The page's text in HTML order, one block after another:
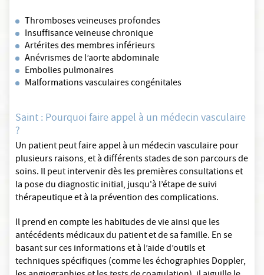
Thromboses veineuses profondes
Insuffisance veineuse chronique
Artérites des membres inférieurs
Anévrismes de l’aorte abdominale
Embolies pulmonaires
Malformations vasculaires congénitales
Saint : Pourquoi faire appel à un médecin vasculaire
?
Un patient peut faire appel à un médecin vasculaire pour
plusieurs raisons, et à différents stades de son parcours de
soins. Il peut intervenir dès les premières consultations et
la pose du diagnostic initial, jusqu'à l’étape de suivi
thérapeutique et à la prévention des complications.
Il prend en compte les habitudes de vie ainsi que les
antécédents médicaux du patient et de sa famille. En se
basant sur ces informations et à l’aide d’outils et
techniques spécifiques (comme les échographies Doppler,